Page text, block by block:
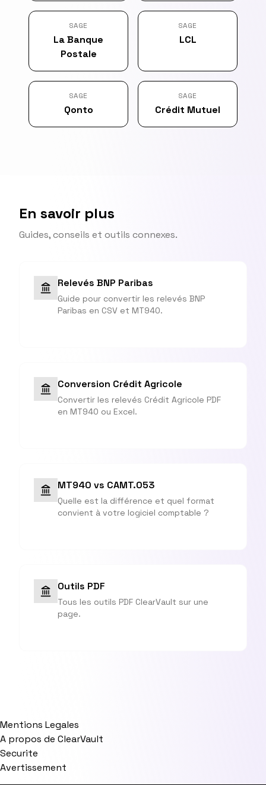
SAGE
La Banque
Postale
SAGE
LCL
SAGE
Qonto
SAGE
Crédit Mutuel
En savoir plus
Guides, conseils et outils connexes.
Relevés BNP Paribas
Guide pour convertir les relevés BNP
Paribas en CSV et MT940.
Conversion Crédit Agricole
Convertir les relevés Crédit Agricole PDF
en MT940 ou Excel.
MT940 vs CAMT.053
Quelle est la différence et quel format
convient à votre logiciel comptable ?
Outils PDF
Tous les outils PDF ClearVault sur une
page.
Mentions Legales
A propos de ClearVault
Securite
Avertissement